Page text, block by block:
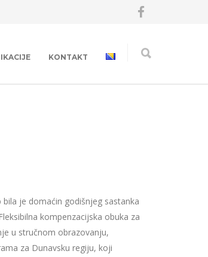
KONTAKT
je domaćin godišnjeg sastanka
kompenzacijska obuka za
u stručnom obrazovanju,
za Dunavsku regiju, koji